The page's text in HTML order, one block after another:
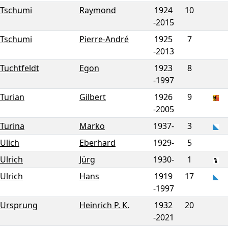
Tschumi Raymond
1924
-2015
10
Tschumi Pierre-André
1925
-2013
7
Tuchtfeldt Egon
1923
-1997
8
Turian Gilbert
1926
-2005
9
Turina Marko 1937-
3
Ulich
Eberhard 1929-
5
Ulrich
Jürg 1930-
1
Ulrich
Hans
1919
-1997
17
Ursprung Heinrich P. K.
1932
-2021
20